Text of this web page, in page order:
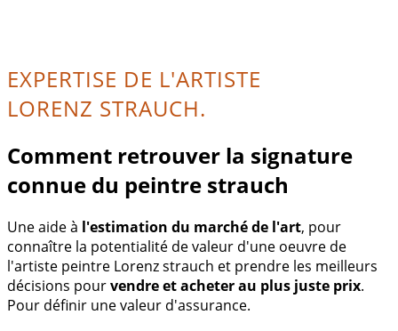
EXPERTISE DE L'ARTISTE
LORENZ STRAUCH.
Comment retrouver la signature
connue du peintre strauch
Une aide à l'estimation du marché de l'art, pour
connaître la potentialité de valeur d'une oeuvre de
l'artiste peintre Lorenz strauch et prendre les meilleurs
décisions pourvendre et acheter au plus juste prix.
Pour définir une valeur d'assurance.